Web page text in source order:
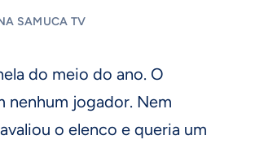
SAMUCA TV
do meio do ano. O
nenhum jogador. Nem
o elenco e queria um